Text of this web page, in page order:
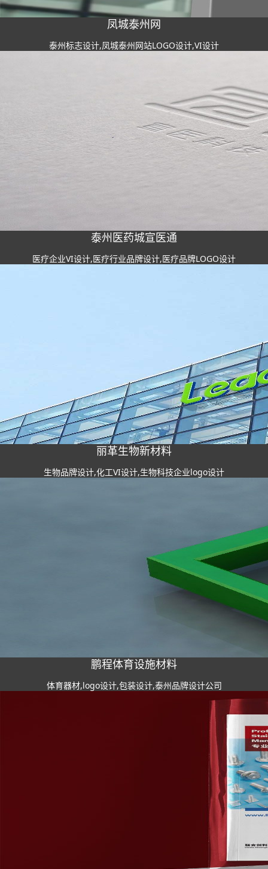
凤城泰州网
泰州标志设计,凤城泰州网站LOGO设计,VI设计
泰州医药城宣医通
医疗企业VI设计,医疗行业品牌设计,医疗品牌LOGO设计
丽革生物新材料
生物品牌设计,化工VI设计,生物科技企业logo设计
鹏程体育设施材料
体育器材,logo设计,包装设计,泰州品牌设计公司